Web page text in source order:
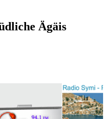
Ägäis